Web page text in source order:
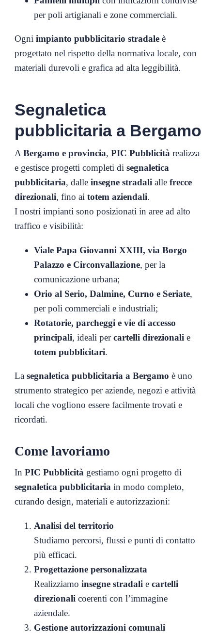
per poli artigianali e zone commerciali.
Ogni impianto pubblicitario stradaleè
progettato nel rispetto della normativa locale, con
materiali durevoli e grafica ad alta leggibilità.
Segnaletica
pubblicitaria a Bergamo
A Bergamo e provincia, PIC Pubblicità realizza
e gestisce progetti completi di segnaletica
pubblicitaria, dalle insegne stradali alle frecce
direzionali, fino ai totem aziendali.
I nostri impianti sono posizionati in aree ad alto
traffico e visibilità:
Viale Papa Giovanni XXIII, via Borgo
Palazzo e Circonvallazione, per la
comunicazione urbana;
Orio al Serio, Dalmine, Curno e Seriate,
per poli commerciali e industriali;
Rotatorie, parcheggi e vie di accesso
principali, ideali percartelli direzionali e
totem pubblicitari.
La segnaletica pubblicitaria a Bergamo è uno
strumento strategico per aziende, negozi e attività
locali che vogliono essere facilmente trovati e
ricordati.
Come lavoriamo
In PIC Pubblicità gestiamo ogni progetto di
segnaletica pubblicitaria in modo completo,
curando design, materiali e autorizzazioni:
Analisi del territorio
Studiamo percorsi, flussi e punti di contatto
più efficaci.
Progettazione personalizzata
Realizziamo insegne stradali e cartelli
direzionali coerenti con l’immagine
aziendale.
Gestione autorizzazioni comunali